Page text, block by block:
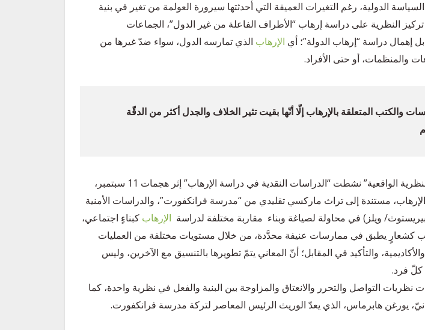
الدولية، رغم التغيرات العميقة التي أحدثتها سيرورة العولمة من تغير في بنية
النظرية على دراسة إرهاب “الأطراف الفاعلة من غير الدول”، الجماعات
إهمال دراسة “إرهاب الدولة”؛ أي الإرهاب الذي تمارسه الدول، سواء ضدّ غيرها من
والمنظمات، أو حتى الأفراد.
والكتب المتعلقة بالإرهاب إلّا أنّها بقيت تثير الخلاف والجدل أكثر من الدقّة
لكن، في منافسة “النظرية الواقعية” نشطت “الدراسات النقدية في دراسة الإرهاب” إثر هجمات 11 سبتمبر،
مستندة إلى تراث ماركسي تقليدي من “مدرسة فرانكفورت”، والدراسات الأمنية
ويلز) في محاولة لصياغة وبناء مقاربة مختلفة لدراسة الإرهاب كبناءٍ اجتماعي،
كشعارٍ يطبق في ممارسات عنيفة محدَّدة، من خلال مستويات مختلفة من العمليات
والتأكيد في المقابل؛ أنّ المعاني يتمّ تطويرها بالتنسيق مع الآخرين، وليس
فرد.
نظريات التواصل والتحرر والانعتاق والمزاوجة بين البنية والفعل في نظرية واحدة، كما
يورغن هابرماس، الذي يعدّ الوريث الرئيس المعاصر لتركة مدرسة فرانكفورت.